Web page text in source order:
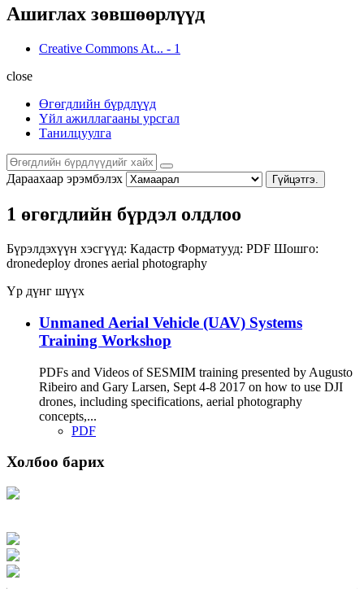
Ашиглах зөвшөөрлүүд
Creative Commons At... - 1
close
Өгөгдлийн бүрдлүүд
Үйл ажиллагааны урсгал
Танилцуулга
Дараахаар эрэмбэлэх Гүйцэтгэ.
1 өгөгдлийн бүрдэл олдлоо
Бүрэлдэхүүн хэсгүүд: Кадастр Форматууд: PDF Шошго:
dronedeploy drones aerial photography
Үр дүнг шүүх
Unmaned Aerial Vehicle (UAV) Systems
Training Workshop
PDFs and Videos of SESMIM training presented by Augusto
Ribeiro and Gary Larsen, Sept 4-8 2017 on how to use DJI
drones, including specifications, aerial photography
concepts,...
PDF
Холбоо барих